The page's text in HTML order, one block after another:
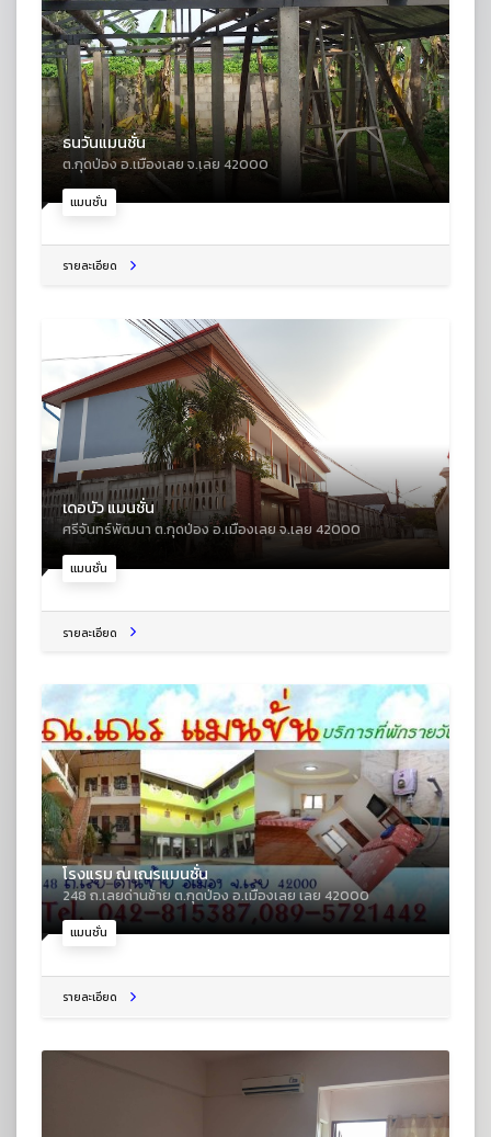
แมนชั่น
ธนวันแมนชั่น
ต.กุดป่อง อ.เมืองเลย จ.เลย 42000
รายละเอียด
แมนชั่น
เดอบัว แมนชั่น
ศรีจันทร์พัฒนา ต.กุดป่อง อ.เมืองเลย จ.เลย 42000
รายละเอียด
แมนชั่น
โรงแรม ณ เณรแมนชั่น
248 ถ.เลยด่านซ้าย ต.กุดป่อง อ.เมืองเลย เลย 42000
รายละเอียด